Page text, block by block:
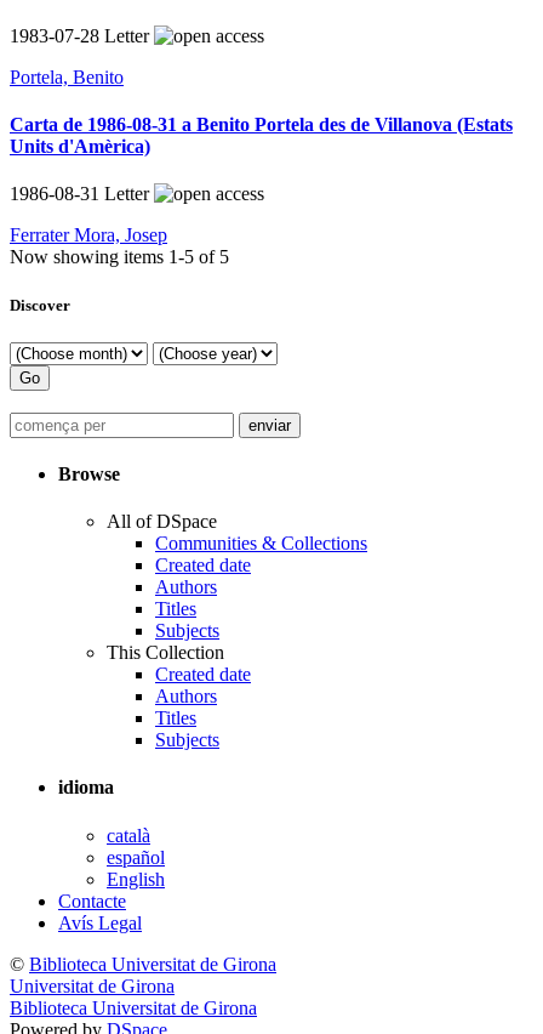
1983-07-28 Letter
Portela, Benito
Carta de 1986-08-31 a Benito Portela des de Villanova (Estats
Units d'Amèrica)
1986-08-31 Letter
Ferrater Mora, Josep
Now showing items 1-5 of 5
Discover
Browse
All of DSpace
Communities & Collections
Created date
Authors
Titles
Subjects
This Collection
Created date
Authors
Titles
Subjects
idioma
català
español
English
Contacte
Avís Legal
© Biblioteca Universitat de Girona
Universitat de Girona
Biblioteca Universitat de Girona
Powered by DSpace